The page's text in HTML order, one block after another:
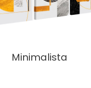
Minimalista